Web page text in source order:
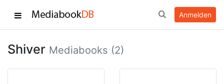
Anmelden
Shiver Mediabooks (2)